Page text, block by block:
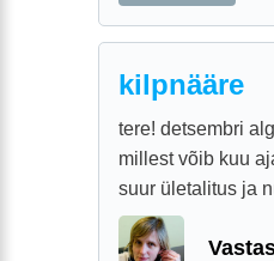
kilpnääre
tere! detsembri
millest võib kuu
suur ületalitus ja